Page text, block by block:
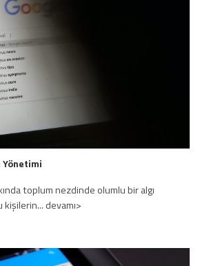
Yönetimi
toplum nezdinde olumlu bir algı
devamı>